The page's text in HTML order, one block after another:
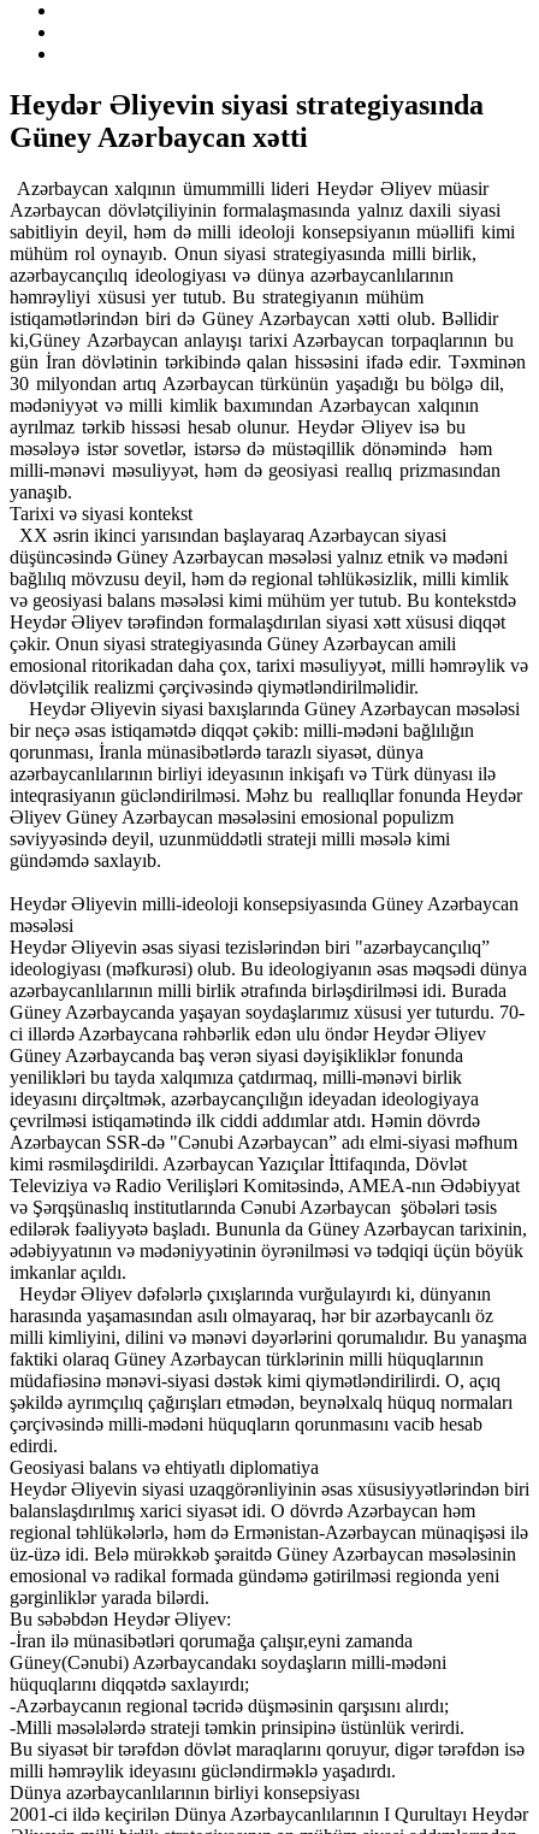
Heydər Əliyevin siyasi strategiyasında
Güney Azərbaycan xətti
Azərbaycan xalqının ümummilli lideri Heydər Əliyev müasir
Azərbaycan dövlətçiliyinin formalaşmasında yalnız daxili siyasi
sabitliyin deyil, həm də milli ideoloji konsepsiyanın müəllifi kimi
mühüm rol oynayıb. Onun siyasi strategiyasında milli birlik,
azərbaycançılıq ideologiyası və dünya azərbaycanlılarının
həmrəyliyi xüsusi yer tutub. Bu strategiyanın mühüm
istiqamətlərindən biri də Güney Azərbaycan xətti olub. Bəllidir
ki,Güney Azərbaycan anlayışı tarixi Azərbaycan torpaqlarının bu
gün İran dövlətinin tərkibində qalan hissəsini ifadə edir. Təxminən
30 milyondan artıq Azərbaycan türkünün yaşadığı bu bölgə dil,
mədəniyyət və milli kimlik baxımından Azərbaycan xalqının
ayrılmaz tərkib hissəsi hesab olunur. Heydər Əliyev isə bu
məsələyə istər sovetlər, istərsə də müstəqillik dönəmində həm
milli-mənəvi məsuliyyət, həm də geosiyasi reallıq prizmasından
yanaşıb.
Tarixi və siyasi kontekst
XX əsrin ikinci yarısından başlayaraq Azərbaycan siyasi
düşüncəsində Güney Azərbaycan məsələsi yalnız etnik və mədəni
bağlılıq mövzusu deyil, həm də regional təhlükəsizlik, milli kimlik
və geosiyasi balans məsələsi kimi mühüm yer tutub. Bu kontekstdə
Heydər Əliyev tərəfindən formalaşdırılan siyasi xətt xüsusi diqqət
çəkir. Onun siyasi strategiyasında Güney Azərbaycan amili
emosional ritorikadan daha çox, tarixi məsuliyyət, milli həmrəylik və
dövlətçilik realizmi çərçivəsində qiymətləndirilməlidir.
Heydər Əliyevin siyasi baxışlarında Güney Azərbaycan məsələsi
bir neçə əsas istiqamətdə diqqət çəkib: milli-mədəni bağlılığın
qorunması, İranla münasibətlərdə tarazlı siyasət, dünya
azərbaycanlılarının birliyi ideyasının inkişafı və Türk dünyası ilə
inteqrasiyanın gücləndirilməsi. Məhz bu reallıqllar fonunda Heydər
Əliyev Güney Azərbaycan məsələsini emosional populizm
səviyyəsində deyil, uzunmüddətli strateji milli məsələ kimi
gündəmdə saxlayıb.
Heydər Əliyevin milli-ideoloji konsepsiyasında Güney Azərbaycan
məsələsi
Heydər Əliyevin əsas siyasi tezislərindən biri "azərbaycançılıq”
ideologiyası (məfkurəsi) olub. Bu ideologiyanın əsas məqsədi dünya
azərbaycanlılarının milli birlik ətrafında birləşdirilməsi idi. Burada
Güney Azərbaycanda yaşayan soydaşlarımız xüsusi yer tuturdu. 70-
ci illərdə Azərbaycana rəhbərlik edən ulu öndər Heydər Əliyev
Güney Azərbaycanda baş verən siyasi dəyişikliklər fonunda
yenilikləri bu tayda xalqımıza çatdırmaq, milli-mənəvi birlik
ideyasını dirçəltmək, azərbaycançılığın ideyadan ideologiyaya
çevrilməsi istiqamətində ilk ciddi addımlar atdı. Həmin dövrdə
Azərbaycan SSR-də "Cənubi Azərbaycan” adı elmi-siyasi məfhum
kimi rəsmiləşdirildi. Azərbaycan Yazıçılar İttifaqında, Dövlət
Televiziya və Radio Verilişləri Komitəsində, AMEA-nın Ədəbiyyat
və Şərqşünaslıq institutlarında Cənubi Azərbaycan şöbələri təsis
edilərək fəaliyyətə başladı. Bununla da Güney Azərbaycan tarixinin,
ədəbiyyatının və mədəniyyətinin öyrənilməsi və tədqiqi üçün böyük
imkanlar açıldı.
Heydər Əliyev dəfələrlə çıxışlarında vurğulayırdı ki, dünyanın
harasında yaşamasından asılı olmayaraq, hər bir azərbaycanlı öz
milli kimliyini, dilini və mənəvi dəyərlərini qorumalıdır. Bu yanaşma
faktiki olaraq Güney Azərbaycan türklərinin milli hüquqlarının
müdafiəsinə mənəvi-siyasi dəstək kimi qiymətləndirilirdi. O, açıq
şəkildə ayrımçılıq çağırışları etmədən, beynəlxalq hüquq normaları
çərçivəsində milli-mədəni hüquqların qorunmasını vacib hesab
edirdi.
Geosiyasi balans və ehtiyatlı diplomatiya
Heydər Əliyevin siyasi uzaqgörənliyinin əsas xüsusiyyətlərindən biri
balanslaşdırılmış xarici siyasət idi. O dövrdə Azərbaycan həm
regional təhlükələrlə, həm də Ermənistan-Azərbaycan münaqişəsi ilə
üz-üzə idi. Belə mürəkkəb şəraitdə Güney Azərbaycan məsələsinin
emosional və radikal formada gündəmə gətirilməsi regionda yeni
gərginliklər yarada bilərdi.
Bu səbəbdən Heydər Əliyev:
-İran ilə münasibətləri qorumağa çalışır,eyni zamanda
Güney(Cənubi) Azərbaycandakı soydaşların milli-mədəni
hüquqlarını diqqətdə saxlayırdı;
-Azərbaycanın regional təcridə düşməsinin qarşısını alırdı;
-Milli məsələlərdə strateji təmkin prinsipinə üstünlük verirdi.
Bu siyasət bir tərəfdən dövlət maraqlarını qoruyur, digər tərəfdən isə
milli həmrəylik ideyasını gücləndirməklə yaşadırdı.
Dünya azərbaycanlılarının birliyi konsepsiyası
2001-ci ildə keçirilən Dünya Azərbaycanlılarının I Qurultayı Heydər